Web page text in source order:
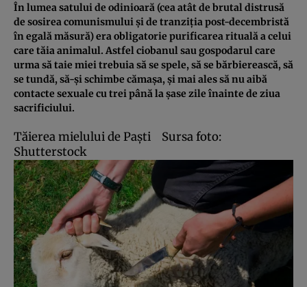
În lumea satului de odinioară (cea atât de brutal distrusă
de sosirea comunismului şi de tranziţia post-decembristă
în egală măsură) era obligatorie purificarea rituală a celui
care tăia animalul. Astfel ciobanul sau gospodarul care
urma să taie miei trebuia să se spele, să se bărbierească, să
se tundă, să-şi schimbe cămaşa, şi mai ales să nu aibă
contacte sexuale cu trei până la şase zile înainte de ziua
sacrificiului.
Tăierea mielului de Paşti Sursa foto:
Shutterstock